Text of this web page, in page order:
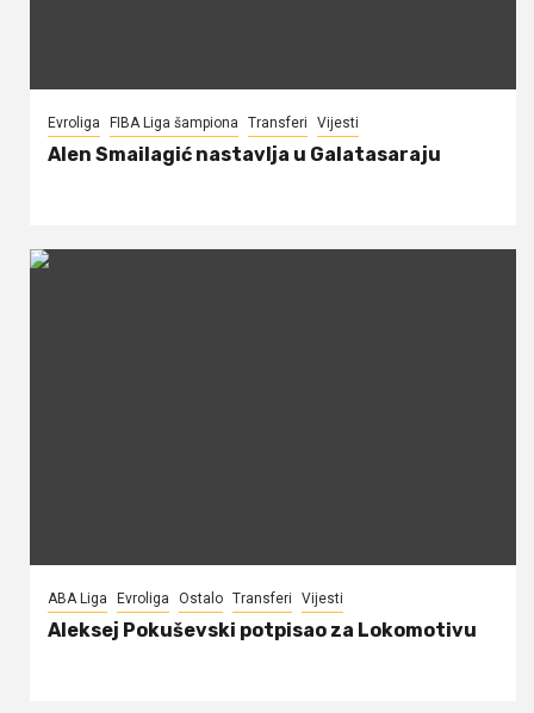
Evroliga FIBA Liga šampiona Transferi Vijesti
Alen Smailagić nastavlja u Galatasaraju
ABA Liga Evroliga Ostalo Transferi Vijesti
Aleksej Pokuševski potpisao za Lokomotivu